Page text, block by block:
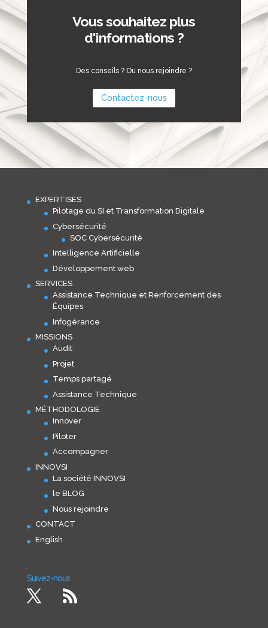
Vous souhaitez plus
d'informations ?
Des conseils ? Ou nous rejoindre ?
Contactez-nous
EXPERTISES
Pilotage du SI et Transformation Digitale
Cybersécurité
SOC Cybersécurité
Intelligence Artificielle
Développement web
SERVICES
Assistance Technique et Renforcement des
Équipes
Infogérance
MISSIONS
Audit
Projet
Temps partagé
Assistance Technique
MÉTHODOLOGIE
Innover
Piloter
Accompagner
INNOVSI
La société INNOVSI
le BLOG
Nous rejoindre
CONTACT
English
Suivez-nous